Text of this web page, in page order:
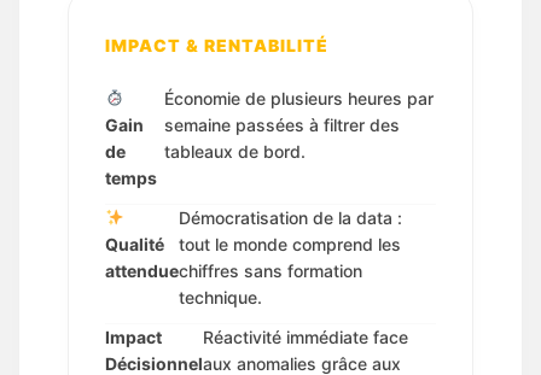
IMPACT & RENTABILITÉ
Gain
de
temps
Économie de plusieurs heures par
semaine passées à filtrer des
tableaux de bord.
Qualité
attendue
Démocratisation de la data :
tout le monde comprend les
chiffres sans formation
technique.
Impact
Décisionnel
Réactivité immédiate face
aux anomalies grâce aux